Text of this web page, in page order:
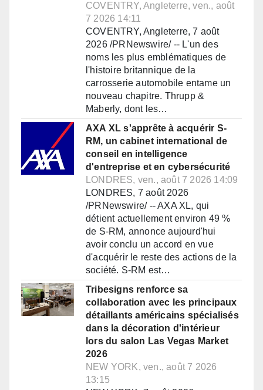
COVENTRY, Angleterre, ven., août
7 2026 14:11
COVENTRY, Angleterre, 7 août
2026 /PRNewswire/ -- L'un des
noms les plus emblématiques de
l'histoire britannique de la
carrosserie automobile entame un
nouveau chapitre. Thrupp &
Maberly, dont les…
AXA XL s'apprête à acquérir S-
RM, un cabinet international de
conseil en intelligence
d'entreprise et en cybersécurité
LONDRES, ven., août 7 2026 14:09
LONDRES, 7 août 2026
/PRNewswire/ -- AXA XL, qui
détient actuellement environ 49 %
de S-RM, annonce aujourd'hui
avoir conclu un accord en vue
d'acquérir le reste des actions de la
société. S-RM est…
Tribesigns renforce sa
collaboration avec les principaux
détaillants américains spécialisés
dans la décoration d'intérieur
lors du salon Las Vegas Market
2026
NEW YORK, ven., août 7 2026
13:15